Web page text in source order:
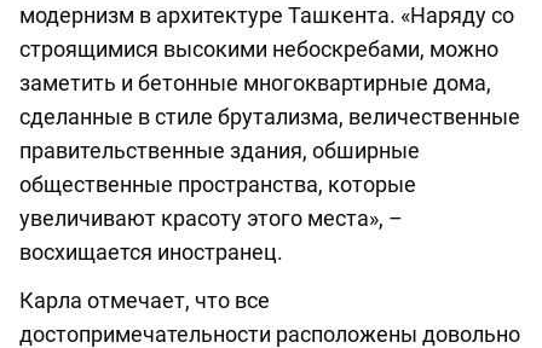
модернизм в архитектуре Ташкента. «Наряду со
строящимися высокими небоскребами, можно
заметить и бетонные многоквартирные дома,
сделанные в стиле брутализма, величественные
правительственные здания, обширные
общественные пространства, которые
увеличивают красоту этого места», –
восхищается иностранец.
Карла отмечает, что все
достопримечательности расположены довольно